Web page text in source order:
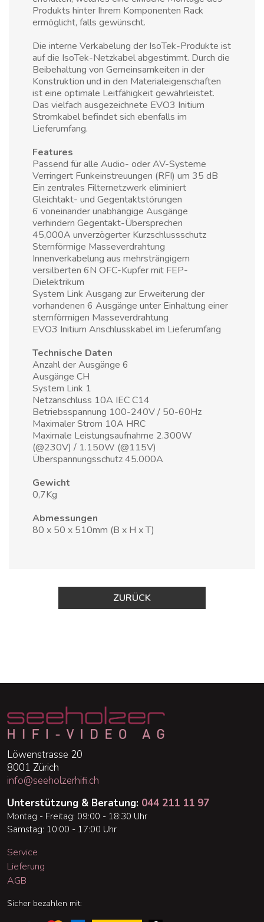
Produkts hinter Ihrem Komponenten Rack
ermöglicht, falls gewünscht.
Die interne Verkabelung der IsoTek-Produkte ist
auf die IsoTek-Netzkabel abgestimmt. Durch die
Beibehaltung von Gemeinsamkeiten in der
Konstruktion und in den Materialeigenschaften
ist eine optimale Leitfähigkeit gewährleistet.
Das vielfach ausgezeichnete EVO3 Initium
Stromkabel befindet sich ebenfalls im
Lieferumfang.
Features
Passend für alle Audio- oder AV-Systeme
Verringert Funkeinstreuungen (RFI) um 35 dB
Ein zentrales Filternetzwerk eliminiert
Gleichtakt- und Gegentaktstörungen
6 voneinander unabhängige Ausgänge
verhindern Gegentakt-Übersprechen
45,000A unverzögerter Kurzschlussschutz
Sternförmige Masseverdrahtung
Innenverkabelung aus mehrsträngigem
versilberten 6N OFC-Kupfer mit FEP-
Dielektrikum
System Link Ausgang zur Erweiterung der
vorhandenen 6 Ausgänge unter Einhaltung einer
sternförmigen Masseverdrahtung
EVO3 Initium Anschlusskabel im Lieferumfang
Technische Daten
Anzahl der Ausgänge 6
Ausgänge CH
System Link 1
Netzanschluss 10A IEC C14
Betriebsspannung 100-240V / 50-60Hz
Maximaler Strom 10A HRC
Maximale Leistungsaufnahme 2.300W
(@230V) / 1.150W (@115V)
Überspannungsschutz 45.000A
Gewicht
0,7Kg
Abmessungen
80 x 50 x 510mm (B x H x T)
ZURÜCK
Löwenstrasse 20
8001 Zürich
info@seeholzerhifi.ch
Unterstützung & Beratung: 044 211 11 97
Montag - Freitag: 09:00 - 18:30 Uhr
Samstag: 10:00 - 17:00 Uhr
Service
Lieferung
AGB
Sicher bezahlen mit: